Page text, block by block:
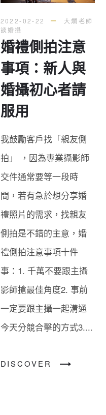
2022-02-22
大爛老師
談婚攝
婚禮側拍注意
事項：新人與
婚攝初心者請
服用
我鼓勵客戶找「親友側
拍」 ，因為專業攝影師
交件通常要等一段時
間，若有急於想分享婚
禮照片的需求，找親友
側拍是不錯的主意，婚
禮側拍注意事項十件
事：1. 千萬不要跟主攝
影師搶最佳角度2. 事前
一定要跟主攝一起溝通
今天分競合擊的方式3....
DISCOVER